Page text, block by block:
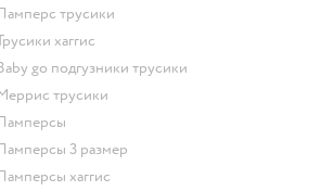
памперс трусики
трусики хаггис
baby go подгузники трусики
меррис трусики
памперсы
памперсы 3 размер
памперсы хаггис